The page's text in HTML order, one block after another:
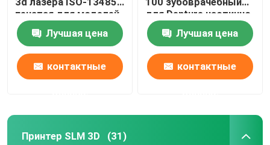
печатая для моделей
зубного имплантата
Лучшая цена
контактные
для Denture частично
Riton
Лучшая цена
контактные
Принтер SLM 3D (31)